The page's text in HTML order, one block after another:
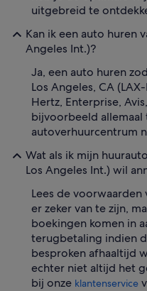
uitgebreid te
Kan ik een auto huren
Angeles Int.)?
Ja, een auto huren
Los Angeles, CA
Hertz, Enterprise,
bijvoorbeeld
autoverhuurcentrum
Wat als ik mijn
Los Angeles Int.) wil
Lees de
er zeker van te zijn,
boekingen komen in
terugbetaling indien
besproken afhaaltijd
echter niet altijd het
bij onze klantenservice